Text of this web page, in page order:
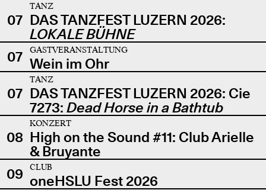
07
TANZ
DAS TANZFEST LUZERN 2026:
LOKALE BÜHNE
07
GASTVERANSTALTUNG
Wein im Ohr
07
TANZ
DAS TANZFEST LUZERN 2026: Cie
7273: Dead Horse in a Bathtub
08
KONZERT
High on the Sound #11: Club Arielle
& Bruyante
09
CLUB
oneHSLU Fest 2026